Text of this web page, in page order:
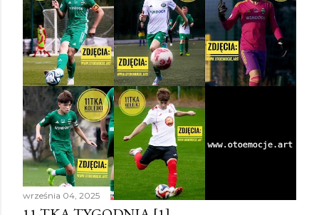
września 04, 2025